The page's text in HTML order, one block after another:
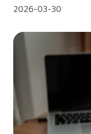
2026-03-30